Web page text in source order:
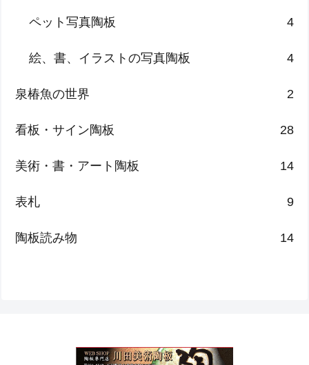
ペット写真陶板 4
絵、書、イラストの写真陶板 4
泉椿魚の世界 2
看板・サイン陶板 28
美術・書・アート陶板 14
表札 9
陶板読み物 14